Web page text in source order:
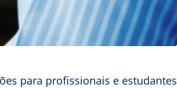
para profissionais e estudantes